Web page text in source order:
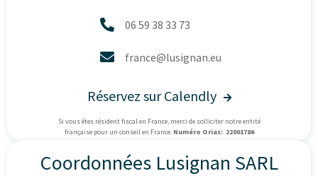
 06 59 38 33 73
 france@lusignan.eu
Réservez sur Calendly 
Si vous êtes résident fiscal en France, merci de solliciter notre entité
française pour un conseil en France. Numéro Orias: 22001786
Coordonnées Lusignan SARL